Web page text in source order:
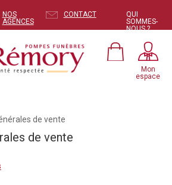
NOS
AGENCES
CONTACT
QUI
SOMMES-
NOUS ?
Mon
espace
de vente
de vente